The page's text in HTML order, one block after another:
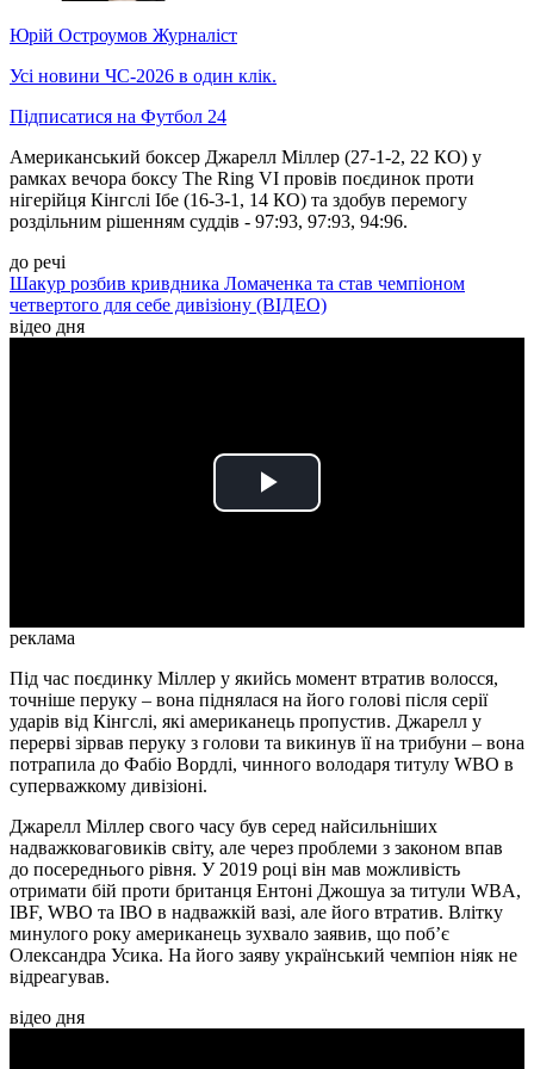
Юрій Остроумов Журналіст
Усі новини ЧС-2026 в один клік.
Підписатися на Футбол 24
Американський боксер Джарелл Міллер (27-1-2, 22 КО) у
рамках вечора боксу The Ring VI провів поєдинок проти
нігерійця Кінгслі Ібе (16-3-1, 14 КО) та здобув перемогу
роздільним рішенням суддів - 97:93, 97:93, 94:96.
до речі
Шакур розбив кривдника Ломаченка та став чемпіоном
четвертого для себе дивізіону (ВІДЕО)
відео дня
Play
реклама
Під час поєдинку Міллер у якийсь момент втратив волосся,
точніше перуку – вона піднялася на його голові після серії
ударів від Кінгслі, які американець пропустив. Джарелл у
перерві зірвав перуку з голови та викинув її на трибуни – вона
потрапила до Фабіо Вордлі, чинного володаря титулу WBO в
суперважкому дивізіоні.
Джарелл Міллер свого часу був серед найсильніших
надважковаговиків світу, але через проблеми з законом впав
до посереднього рівня. У 2019 році він мав можливість
отримати бій проти британця Ентоні Джошуа за титули WBA,
IBF, WBO та IBO в надважкій вазі, але його втратив. Влітку
минулого року американець зухвало заявив, що поб’є
Олександра Усика. На його заяву український чемпіон ніяк не
відреагував.
відео дня